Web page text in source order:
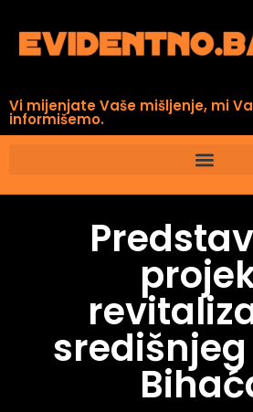
Vi mijenjate Vaše mišljenje, mi
informišemo.